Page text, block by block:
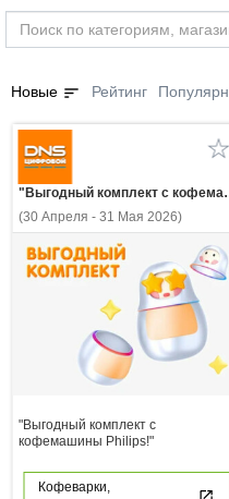
Новые sort Рейтинг
"Выгодный
(30 Апреля - 31 Мая 2026)
"Выгодный комплект с
кофемашины Philips!"
Кофеварки,